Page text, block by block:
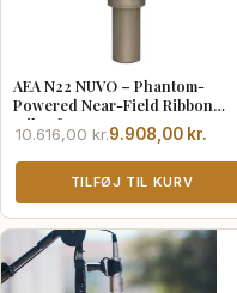
AEA N22 NUVO – Phantom-
Powered Near-Field Ribbon
Mikrofon
10.616,00 kr.
Den
oprindelige
var:
10.616,00 kr..
9.908,00 kr.
Den
aktuelle
er:
9.908,00 kr..
TILFØJ TIL KURV